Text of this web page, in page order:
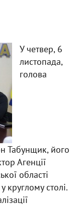
У четвер, 6
листопада,
голова
Табунщик, його
Агенції
області
круглому столі.